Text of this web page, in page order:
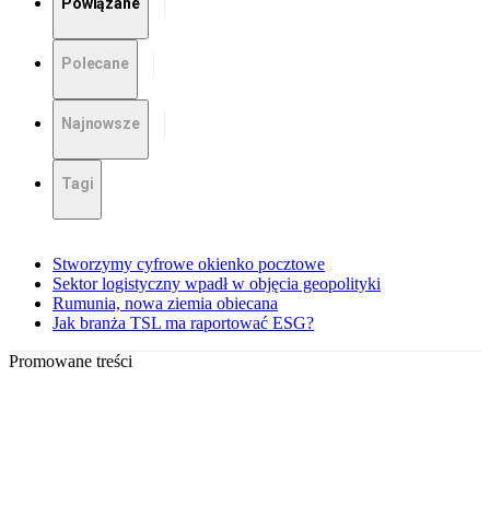
Polecane
Najnowsze
Tagi
Stworzymy cyfrowe okienko pocztowe
Sektor logistyczny wpadł w objęcia geopolityki
Rumunia, nowa ziemia obiecana
Jak branża TSL ma raportować ESG?
Promowane treści